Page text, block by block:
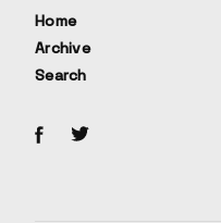
Home
Archive
Search